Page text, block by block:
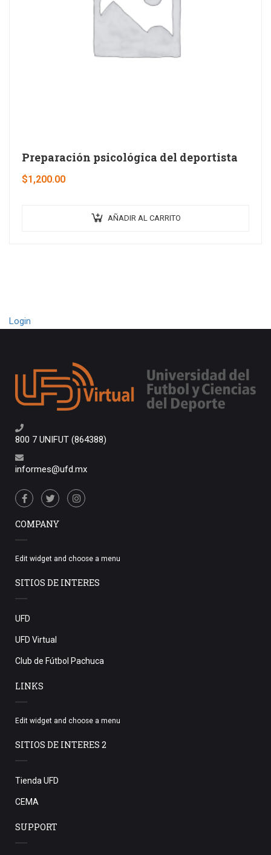
Preparación psicológica del deportista
$1,200.00
AÑADIR AL CARRITO
Login
800 7 UNIFUT (864388)
informes@ufd.mx
COMPANY
Edit widget and choose a menu
SITIOS DE INTERES
UFD
UFD Virtual
Club de Fútbol Pachuca
LINKS
Edit widget and choose a menu
SITIOS DE INTERES 2
Tienda UFD
CEMA
SUPPORT